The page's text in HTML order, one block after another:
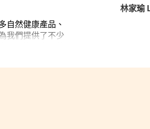
林家瑜
自然健康產品、
我們提供了不少
展資源中心的
導和鼓勵，令